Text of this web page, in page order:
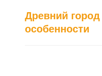
Древний город
особенности